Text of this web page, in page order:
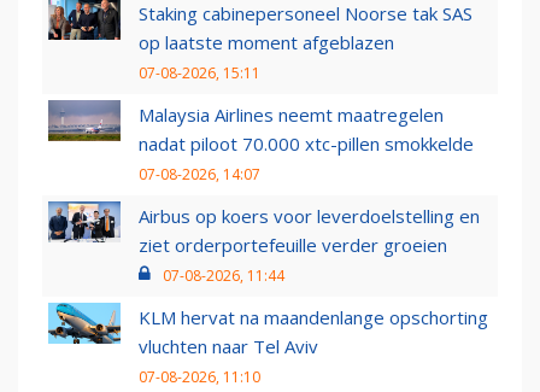
Staking cabinepersoneel Noorse tak SAS
op laatste moment afgeblazen
07-08-2026, 15:11
Malaysia Airlines neemt maatregelen
nadat piloot 70.000 xtc-pillen smokkelde
07-08-2026, 14:07
Airbus op koers voor leverdoelstelling en
ziet orderportefeuille verder groeien
07-08-2026, 11:44
KLM hervat na maandenlange opschorting
vluchten naar Tel Aviv
07-08-2026, 11:10